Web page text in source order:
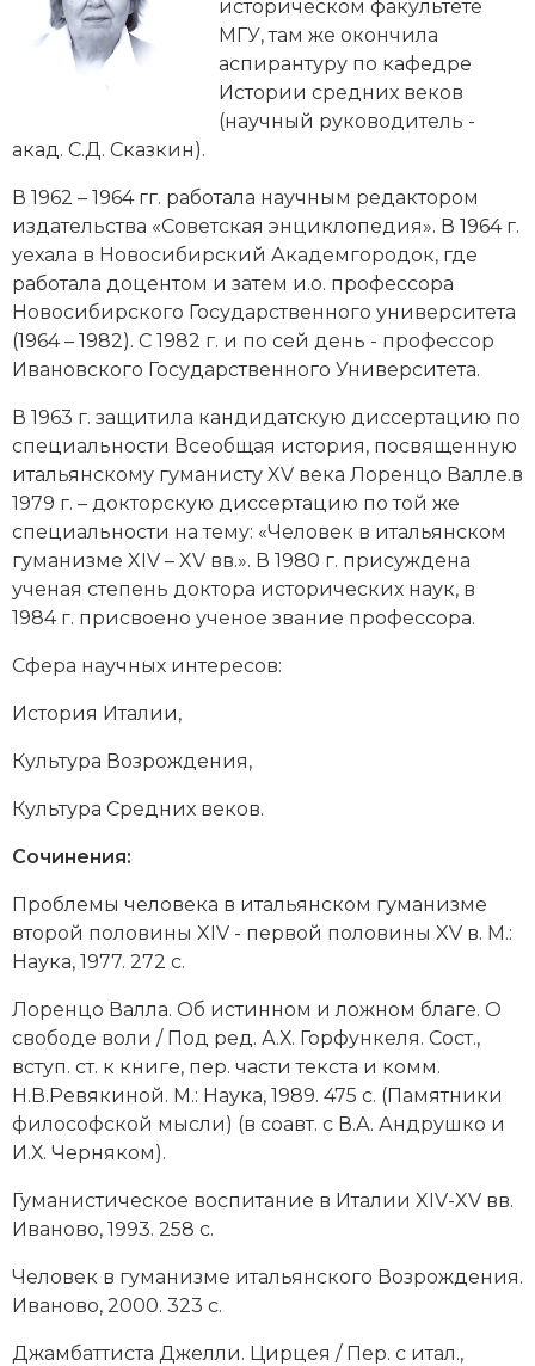
Генеалогия, геральдика
Государство и право
Империи
Историческая география и топонимика
История материальной и духовной культуры
История международных отношений
История, философия, теория и методология
Итория международных отношений
Латинская Америка
Новая история
Новейшая история
Нумизматика
Образование
Общественные объединения и организации
Политическая история
Религия и церковь
Северная Америка
Социально-экономическая история
Специальные исторические дисциплины
Южная Америка
историческом факультете
МГУ, там же окончила
аспирантуру по кафедре
Истории средних веков
(научный руководитель -
акад. С.Д. Сказкин).
В 1962 – 1964 гг. работала научным редактором
издательства «Советская энциклопедия». В 1964 г.
уехала в Новосибирский Академгородок, где
работала доцентом и затем и.о. профессора
Новосибирского Государственного университета
(1964 – 1982). С 1982 г. и по сей день - профессор
Ивановского Государственного Университета.
В 1963 г. защитила кандидатскую диссертацию по
специальности Всеобщая история, посвященную
итальянскому гуманисту XV века Лоренцо Валле.в
1979 г. – докторскую диссертацию по той же
специальности на тему: «Человек в итальянском
гуманизме XIV – XV вв.». В 1980 г. присуждена
ученая степень доктора исторических наук, в
1984 г. присвоено ученое звание профессора.
Сфера научных интересов:
История Италии,
Культура Возрождения,
Культура Средних веков.
Сочинения:
Проблемы человека в итальянском гуманизме
второй половины XIV - первой половины XV в. М.:
Наука, 1977. 272 с.
Лоренцо Валла. Об истинном и ложном благе. О
свободе воли / Под ред. А.Х. Горфункеля. Сост.,
вступ. ст. к книге, пер. части текста и комм.
Н.В.Ревякиной. М.: Наука, 1989. 475 с. (Памятники
философской мысли) (в соавт. с В.А. Андрушко и
И.Х. Черняком).
Гуманистическое воспитание в Италии XIV-XV вв.
Иваново, 1993. 258 с.
Человек в гуманизме итальянского Возрождения.
Иваново, 2000. 323 с.
Джамбаттиста Джелли. Цирцея / Пер. с итал.,